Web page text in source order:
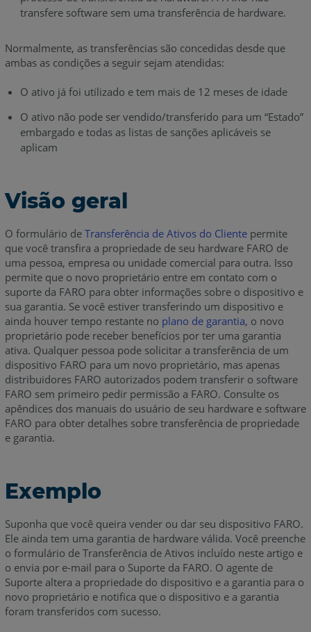
transfere software sem uma transferência de hardware.
Normalmente, as transferências são concedidas desde que
ambas as condições a seguir sejam atendidas:
O ativo já foi utilizado e tem mais de 12 meses de idade
O ativo não pode ser vendido/transferido para um “Estado”
embargado e todas as listas de sanções aplicáveis se
aplicam
Visão geral
O formulário de Transferência de Ativos do Clientepermite
que você transfira a propriedade de seu hardware FARO de
uma pessoa, empresa ou unidade comercial para outra. Isso
permite que o novo proprietário entre em contato com o
suporte da FARO para obter informações sobre o dispositivo e
sua garantia. Se você estiver transferindo um dispositivo e
ainda houver tempo restante no plano de garantia, o novo
proprietário pode receber benefícios por ter uma garantia
ativa. Qualquer pessoa pode solicitar a transferência de um
dispositivo FARO para um novo proprietário, mas apenas
distribuidores FARO autorizados podem transferir o software
FARO sem primeiro pedir permissão a FARO. Consulte os
apêndices dos manuais do usuário de seu hardware e software
FARO para obter detalhes sobre transferência de propriedade
e garantia.
Exemplo
Suponha que você queira vender ou dar seu dispositivo FARO.
Ele ainda tem uma garantia de hardware válida. Você preenche
o formulário de Transferência de Ativos incluído neste artigo e
o envia por e-mail para o Suporte da FARO. O agente de
Suporte altera a propriedade do dispositivo e a garantia para o
novo proprietário e notifica que o dispositivo e a garantia
foram transferidos com sucesso.